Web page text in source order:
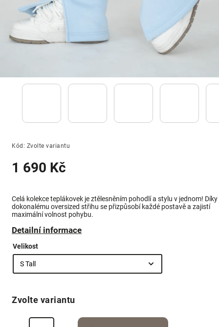
Kód: Zvolte variantu
1 690 Kč
Celá kolekce teplákovek je ztělesněním pohodlí a stylu v jednom! Díky
dokonalému oversized střihu se přizpůsobí každé postavě a zajistí
maximální volnost pohybu.
Detailní informace
Velikost
Zvolte variantu